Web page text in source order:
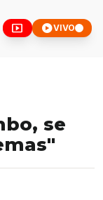
smart_display play_circleVIVO
se